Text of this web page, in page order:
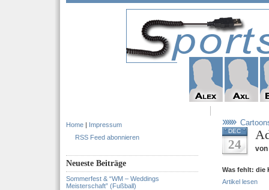
Home | Impressum
RSS Feed abonnieren
Neueste Beiträge
Sommerfest & “WM – Weddings
Meisterschaft” (Fußball)
DEC
24 von
Was fehlt: die
Artikel lesen